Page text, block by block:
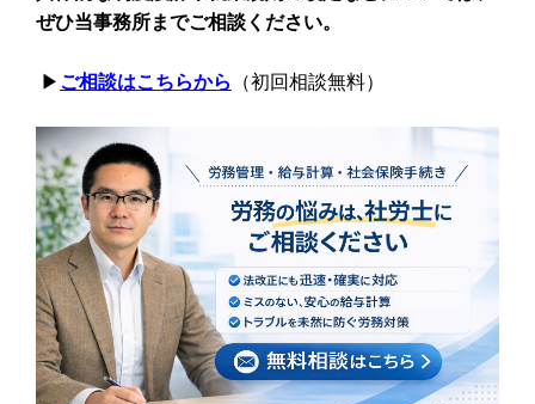
ぜひ当事務所までご相談ください。
▶︎ ご相談はこちらから （初回相談無料）